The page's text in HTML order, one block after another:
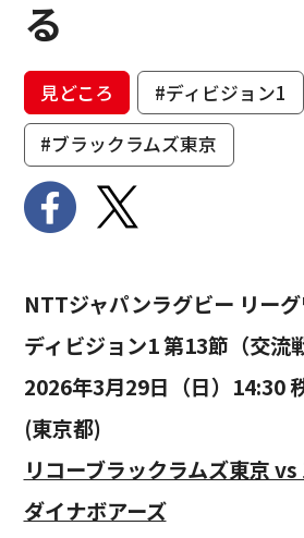
る
見どころ
#ディビジョン1
#ブラックラムズ東京
NTTジャパンラグビー リー
ディビジョン1 第13節（交流
2026年3月29日（日）14:30
(東京都)
リコーブラックラムズ東京
ダイナボアーズ